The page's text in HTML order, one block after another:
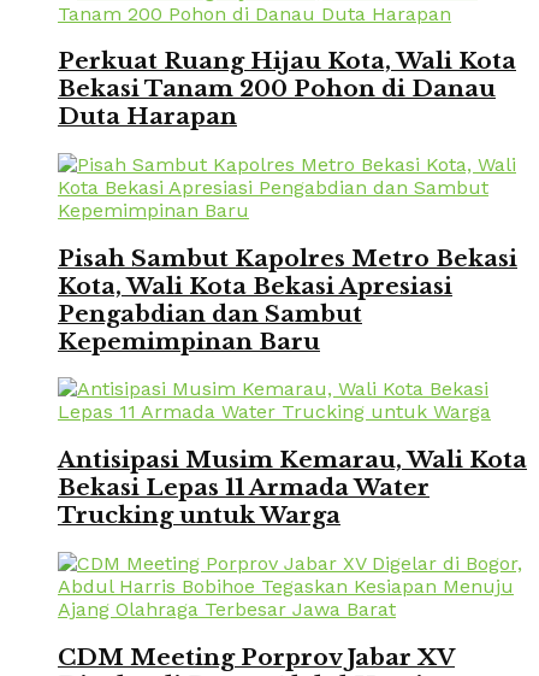
Perkuat Ruang Hijau Kota, Wali Kota
Bekasi Tanam 200 Pohon di Danau
Duta Harapan
Pisah Sambut Kapolres Metro Bekasi
Kota, Wali Kota Bekasi Apresiasi
Pengabdian dan Sambut
Kepemimpinan Baru
Antisipasi Musim Kemarau, Wali Kota
Bekasi Lepas 11 Armada Water
Trucking untuk Warga
CDM Meeting Porprov Jabar XV